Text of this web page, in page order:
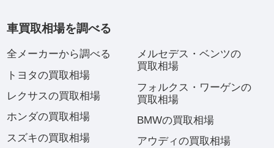
車買取相場を調べる
全メーカーから調べる
トヨタの買取相場
レクサスの買取相場
ホンダの買取相場
スズキの買取相場
メルセデス・ベンツの
買取相場
フォルクス・ワーゲンの
買取相場
BMWの買取相場
アウディの買取相場